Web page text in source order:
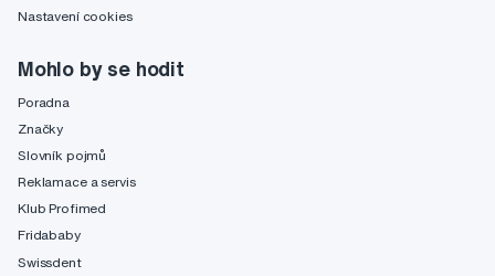
Nastavení cookies
Mohlo by se hodit
Poradna
Značky
Slovník pojmů
Reklamace a servis
Klub Profimed
Fridababy
Swissdent